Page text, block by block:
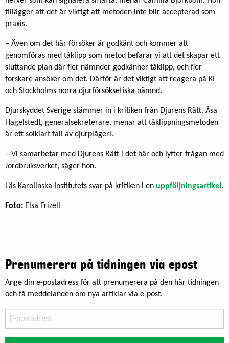
tillägger att det är viktigt att metoden inte blir accepterad som
praxis.
– Även om det här försöker är godkänt och kommer att
genomföras med tåklipp som metod befarar vi att det skapar ett
sluttande plan där fler nämnder godkänner tåklipp, och fler
forskare ansöker om det. Därför är det viktigt att reagera på KI
och Stockholms norra djurförsöksetiska nämnd.
Djurskyddet Sverige stämmer in i kritiken från Djurens Rätt. Åsa
Hagelstedt, generalsekreterare, menar att tåklippningsmetoden
är ett solklart fall av djurplågeri.
– Vi samarbetar med Djurens Rätt i det här och lyfter frågan med
Jordbruksverket, säger hon.
Läs Karolinska Institutets svar på kritiken i en uppföljningsartikel.
Foto: Elsa Frizell
Prenumerera på tidningen via epost
Ange din e-postadress för att prenumerera på den här tidningen
och få meddelanden om nya artiklar via e-post.
postadress